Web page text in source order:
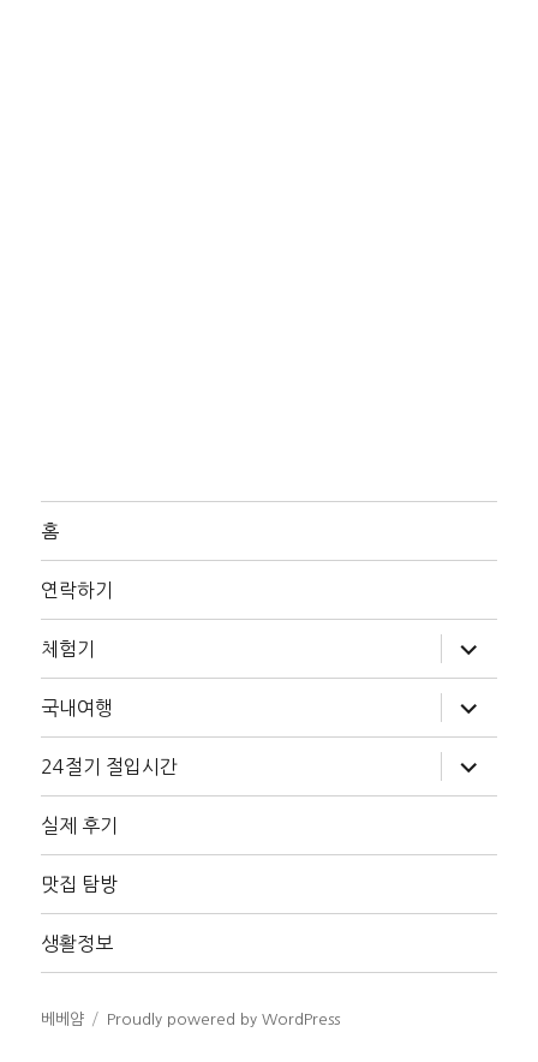
홈
연락하기
체험기
위
메
확
장
국내여행
위
메
확
장
24절기 절입시간
위
메
장
실제 후기
맛집 탐방
생활정보
베베얌 Proudly powered by WordPress